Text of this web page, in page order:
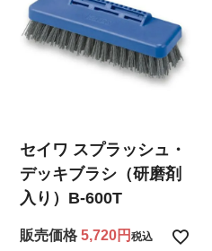
セイワ スプラッシュ・
デッキブラシ（研磨剤
入り）B-600T
販売価格 5,720 税込